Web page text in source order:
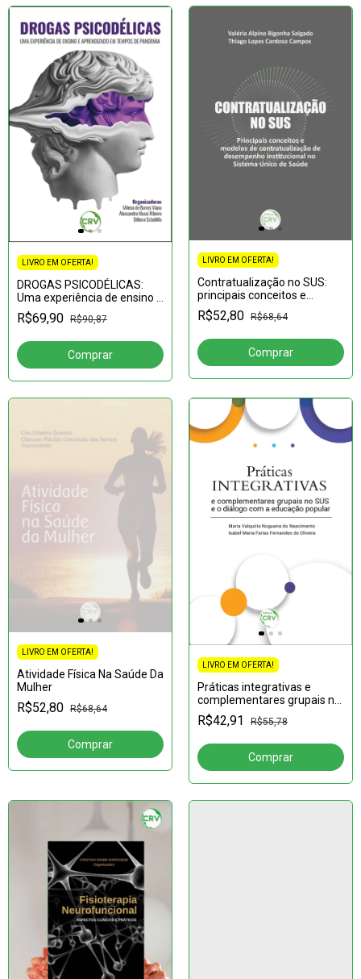
LIVRO EM OFERTA!
DROGAS PSICODÉLICAS:
Uma experiência de ensino e
aprendizado em tempos de
pandemia
R$69,90 R$90,87
LIVRO EM OFERTA!
Contratualização no SUS:
principais conceitos e
modelos de
contratualização de
sistema único
R$52,80 R$68,64
LIVRO EM OFERTA!
Atividade Física Na Saúde Da
Mulher
R$52,80 R$68,64
LIVRO EM OFERTA!
Práticas integrativas e
complementares grupais no
sus e o diálogo com a
educação popular
R$42,91 R$55,78